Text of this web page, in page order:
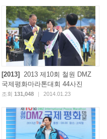
[2013]
2013 제10회 철원 DMZ
국제평화마라톤대회 44사진
조회 131,048 2014.01.23